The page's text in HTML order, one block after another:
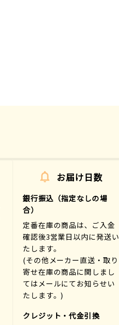
お届け日数
銀行振込（指定なしの場
合）
定番在庫の商品は、ご入金
確認後3営業日以内に発送い
たします。
(その他メーカー直送・取り
寄せ在庫の商品に関しまし
てはメールにてお知らせい
たします。)
クレジット・代金引換